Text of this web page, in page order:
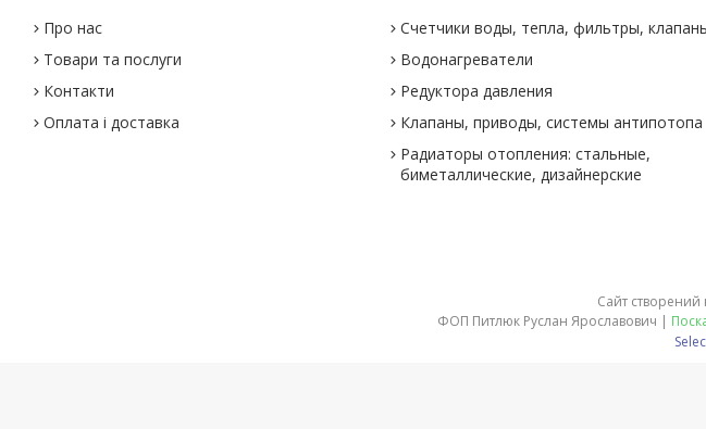
Про нас
Товари та послуги
Контакти
Оплата і доставка
Счетчики воды, тепла, фильтры,
Водонагреватели
Редуктора давления
Клапаны, приводы, системы антипотопа
Радиаторы отопления: стальные,
биметаллические, дизайнерские
Сайт створений
ФОП Питлюк Руслан Ярославович |